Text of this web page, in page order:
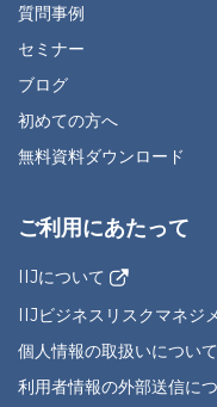
質問事例
セミナー
ブログ
初めての方へ
無料資料ダウンロード
ご利用にあたって
IIJについて
IIJビジネスリスクマネジ
個人情報の取扱いについて
利用者情報の外部送信に